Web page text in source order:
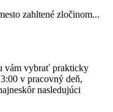
zahltené zločinom...
vám vybrať prakticky
v pracovný deň,
nasledujúci